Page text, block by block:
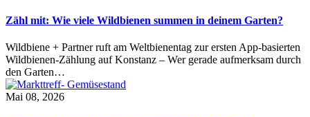
Zähl mit: Wie viele Wildbienen summen in deinem Garten?
Wildbiene + Partner ruft am Weltbienentag zur ersten App-basierten
Wildbienen-Zählung auf Konstanz – Wer gerade aufmerksam durch
den Garten…
Mai 08, 2026